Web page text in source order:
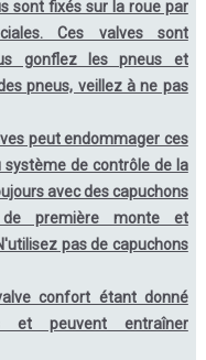
sont fixés sur la roue par
Ces valves sont
gonflez les pneus et
pneus, veillez à ne pas
peut endommager ces
de contrôle de la
avec des capuchons
première monte et
pas de capuchons
confort étant donné
peuvent entraîner